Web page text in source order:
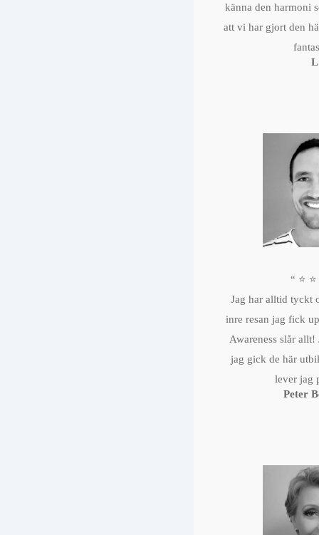
känna den harmoni
att vi har gjort den
L
“ ⭐️ ⭐️
Jag har alltid tyckt
inre resan jag fick
Awareness slår allt!
jag gick de här
lever jag
Peter